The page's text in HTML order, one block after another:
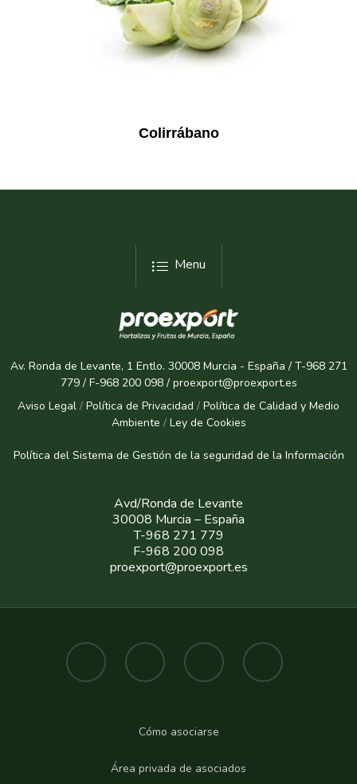
Colirrábano
Menu
Av. Ronda de Levante, 1 Entlo. 30008 Murcia - España / T-968 271
779 / F-968 200 098 / proexport@proexport.es
Aviso Legal / Política de Privacidad / Política de Calidad y Medio
Ambiente / Ley de Cookies
Política del Sistema de Gestión de la seguridad de la Información
Avd/Ronda de Levante
30008 Murcia – España
T-968 271 779
F-968 200 098
proexport@proexport.es
Cómo asociarse
Área privada de asociados